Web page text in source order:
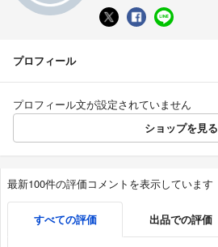
プロフィール
プロフィール文が設定されていません
ショップを見る
最新100件の評価コメントを表示しています
すべての評価 出品での評価